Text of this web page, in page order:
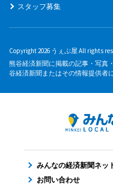
スタッフ募集
Copyright 2026 うぇぶ屋 All rights
熊谷経済新聞に掲載の記事・写真
谷経済新聞またはその情報提供者
みんなの経済新聞ネッ
お問い合わせ